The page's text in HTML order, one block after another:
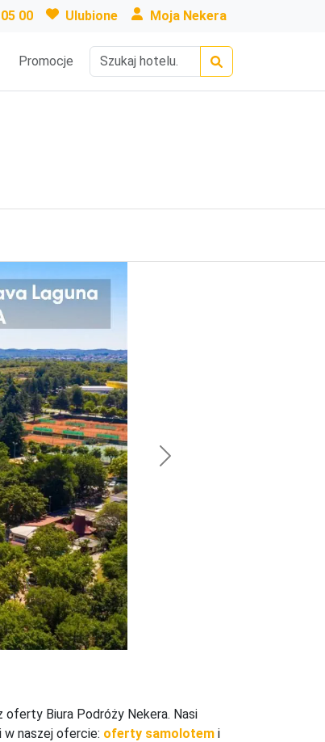
00 Ulubione Moja Nekera
Promocje
Next
oferty Biura Podróży Nekera. Nasi
w naszej ofercie: oferty samolotem i